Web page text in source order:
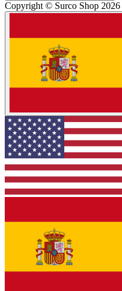
Copyright © Surco Shop 2026